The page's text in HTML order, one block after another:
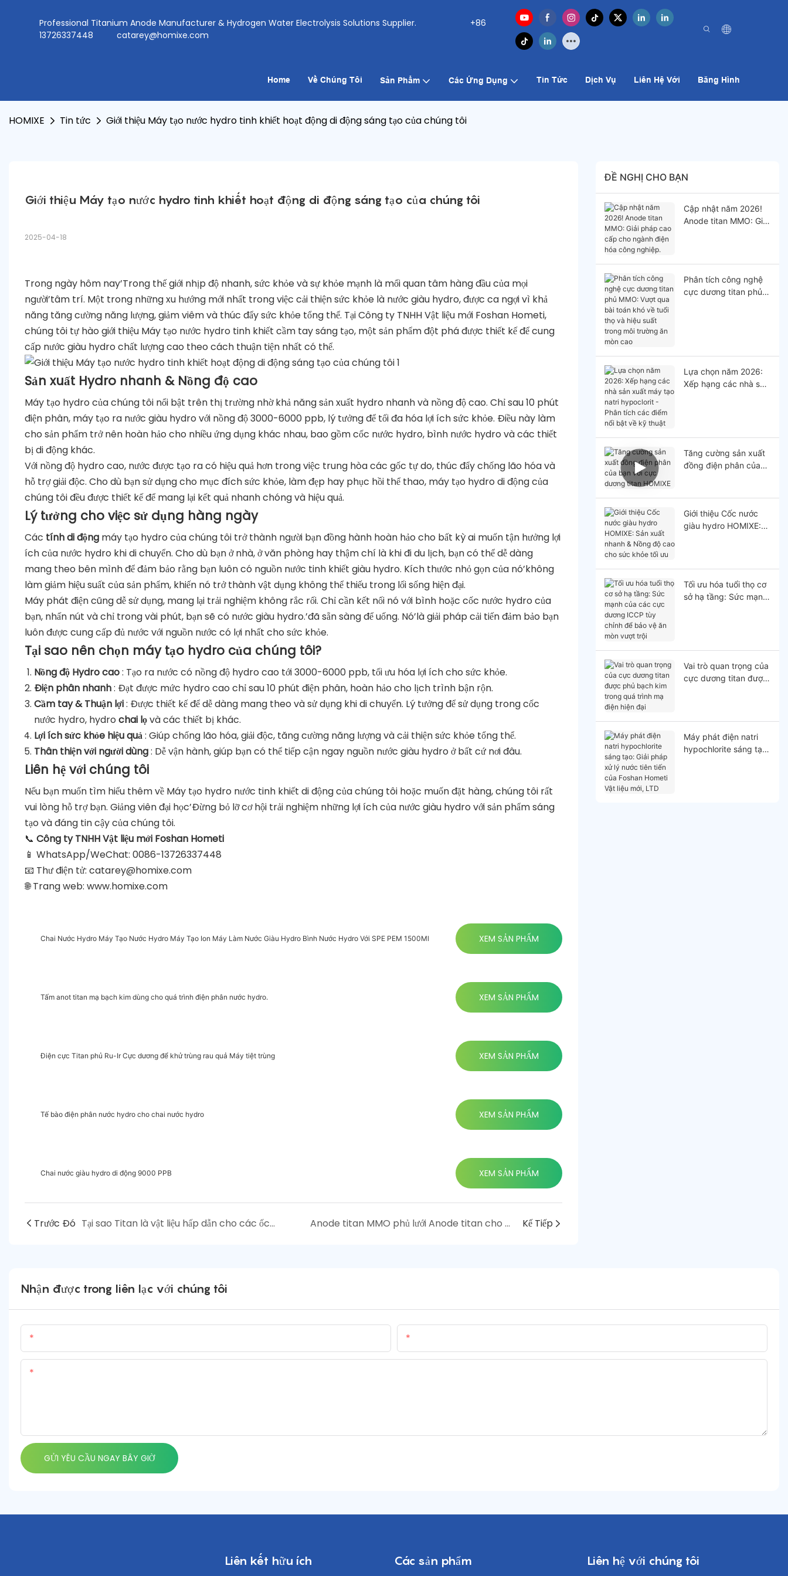
Professional Titanium Anode Manufacturer & Hydrogen Water Electrolysis Solutions Supplier.
+86
13726337448
catarey@homixe.com
Home Về Chúng Tôi Sản Phẩm Các Ứng Dụng Tin Tức Dịch Vụ Liên Hệ Với Băng Hình
HOMIXE Tin tức Giới thiệu Máy tạo nước hydro tinh khiết hoạt động di động sáng tạo của chúng tôi
Giới thiệu Máy tạo nước hydro tinh khiết hoạt động di động sáng tạo của chúng tôi
2025-04-18
Trong ngày hôm nay’Trong thế giới nhịp độ nhanh, sức khỏe và sự khỏe mạnh là mối quan tâm hàng đầu của mọi
người’tâm trí. Một trong những xu hướng mới nhất trong việc cải thiện sức khỏe là nước giàu hydro, được ca ngợi vì khả
năng tăng cường năng lượng, giảm viêm và thúc đẩy sức khỏe tổng thể. Tại Công ty TNHH Vật liệu mới Foshan Hometi,
chúng tôi tự hào giới thiệu Máy tạo nước hydro tinh khiết cầm tay sáng tạo, một sản phẩm đột phá được thiết kế để cung
cấp nước giàu hydro chất lượng cao theo cách thuận tiện nhất có thể.
Sản xuất Hydro nhanh & Nồng độ cao
Máy tạo hydro của chúng tôi nổi bật trên thị trường nhờ khả năng sản xuất hydro nhanh và nồng độ cao. Chỉ sau 10 phút
điện phân, máy tạo ra nước giàu hydro với nồng độ 3000-6000 ppb, lý tưởng để tối đa hóa lợi ích sức khỏe. Điều này làm
cho sản phẩm trở nên hoàn hảo cho nhiều ứng dụng khác nhau, bao gồm cốc nước hydro, bình nước hydro và các thiết
bị di động khác.
Với nồng độ hydro cao, nước được tạo ra có hiệu quả hơn trong việc trung hòa các gốc tự do, thúc đẩy chống lão hóa và
hỗ trợ giải độc. Cho dù bạn sử dụng cho mục đích sức khỏe, làm đẹp hay phục hồi thể thao, máy tạo hydro di động của
chúng tôi đều được thiết kế để mang lại kết quả nhanh chóng và hiệu quả.
Lý tưởng cho việc sử dụng hàng ngày
Các tính di động máy tạo hydro của chúng tôi trở thành người bạn đồng hành hoàn hảo cho bất kỳ ai muốn tận hưởng lợi
ích của nước hydro khi di chuyển. Cho dù bạn ở nhà, ở văn phòng hay thậm chí là khi đi du lịch, bạn có thể dễ dàng
mang theo bên mình để đảm bảo rằng bạn luôn có nguồn nước tinh khiết giàu hydro. Kích thước nhỏ gọn của nó’không
làm giảm hiệu suất của sản phẩm, khiến nó trở thành vật dụng không thể thiếu trong lối sống hiện đại.
Máy phát điện cũng dễ sử dụng, mang lại trải nghiệm không rắc rối. Chỉ cần kết nối nó với bình hoặc cốc nước hydro của
bạn, nhấn nút và chỉ trong vài phút, bạn sẽ có nước giàu hydro.’đã sẵn sàng để uống. Nó’là giải pháp cải tiến đảm bảo bạn
luôn được cung cấp đủ nước với nguồn nước có lợi nhất cho sức khỏe.
Tại sao nên chọn máy tạo hydro của chúng tôi?
Nồng độ Hydro cao: Tạo ra nước có nồng độ hydro cao tới 3000-6000 ppb, tối ưu hóa lợi ích cho sức khỏe.
Điện phân nhanh: Đạt được mức hydro cao chỉ sau 10 phút điện phân, hoàn hảo cho lịch trình bận rộn.
Cầm tay & Thuận lợi: Được thiết kế để dễ dàng mang theo và sử dụng khi di chuyển. Lý tưởng để sử dụng trong cốc
nước hydro, hydro chai lọvà các thiết bị khác.
Lợi ích sức khỏe hiệu quả: Giúp chống lão hóa, giải độc, tăng cường năng lượng và cải thiện sức khỏe tổng thể.
Thân thiện với người dùng: Dễ vận hành, giúp bạn có thể tiếp cận ngay nguồn nước giàu hydro ở bất cứ nơi đâu.
Liên hệ với chúng tôi
Nếu bạn muốn tìm hiểu thêm về Máy tạo hydro nước tinh khiết di động của chúng tôi hoặc muốn đặt hàng, chúng tôi rất
vui lòng hỗ trợ bạn. Giảng viên đại học’Đừng bỏ lỡ cơ hội trải nghiệm những lợi ích của nước giàu hydro với sản phẩm sáng
tạo và đáng tin cậy của chúng tôi.
📞 Công ty TNHH Vật liệu mới Foshan Hometi
📱 WhatsApp/WeChat: 0086-13726337448
📧 Thư điện tử: catarey@homixe.com
🌐 Trang web: www.homixe.com
Chai Nước Hydro Máy Tạo Nước Hydro Máy Tạo Ion Máy Làm Nước Giàu Hydro Bình Nước Hydro Với SPE PEM 1500Ml XEM SẢN PHẨM
Tấm anot titan mạ bạch kim dùng cho quá trình điện phân nước hydro. XEM SẢN PHẨM
Điện cực Titan phủ Ru-Ir Cực dương để khử trùng rau quả Máy tiệt trùng XEM SẢN PHẨM
Tế bào điện phân nước hydro cho chai nước hydro XEM SẢN PHẨM
Chai nước giàu hydro di động 9000 PPB XEM SẢN PHẨM
Trước Đó Tại sao Titan là vật liệu hấp dẫn cho các ốc vít được sử dụng trong môi trường quan trọng Anode titan MMO phủ lưới Anode titan cho máy rửa trái cây và rau quả: Giải pháp tùy chỉnh cho hiệu suất tối ưu Kế Tiếp
ĐỀ NGHỊ CHO BẠN
Cập nhật năm 2026!
Anode titan MMO: Giải
Phân tích công nghệ
cực dương titan phủ
Lựa chọn năm 2026:
Xếp hạng các nhà sản
Tăng cường sản xuất
đồng điện phân của
Giới thiệu Cốc nước
giàu hydro HOMIXE:
Tối ưu hóa tuổi thọ cơ
sở hạ tầng: Sức mạnh
Vai trò quan trọng của
cực dương titan được
Máy phát điện natri
hypochlorite sáng tạo:
Nhận được trong liên lạc với chúng tôi
GỬI YÊU CẦU NGAY BÂY GIỜ
Liên kết hữu ích Các sản phẩm Liên hệ với chúng tôi